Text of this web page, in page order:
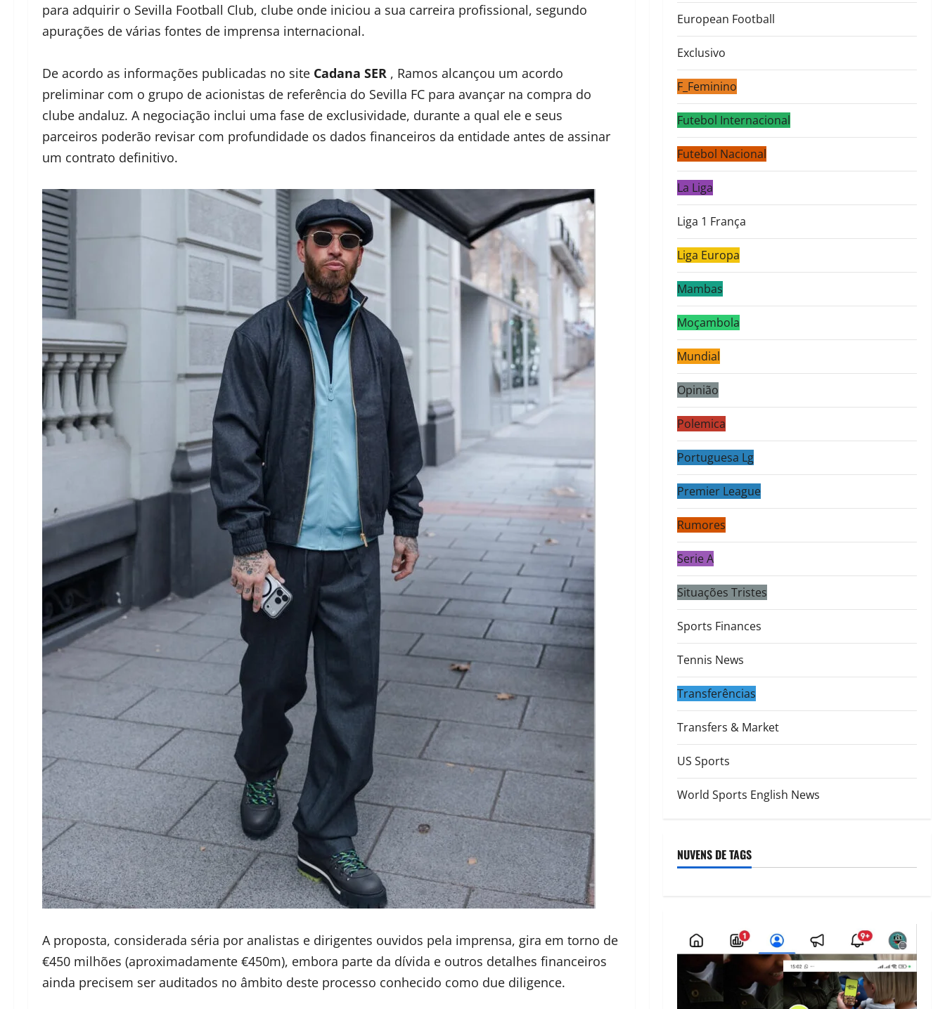
para adquirir o Sevilla Football Club, clube onde iniciou a sua carreira profissional, segundo
apurações de várias fontes de imprensa internacional.
De acordo as informações publicadas no site Cadana SER , Ramos alcançou um acordo
preliminar com o grupo de acionistas de referência do Sevilla FC para avançar na compra do
clube andaluz. A negociação inclui uma fase de exclusividade, durante a qual ele e seus
parceiros poderão revisar com profundidade os dados financeiros da entidade antes de assinar
um contrato definitivo.
A proposta, considerada séria por analistas e dirigentes ouvidos pela imprensa, gira em torno de
€450 milhões (aproximadamente €450m), embora parte da dívida e outros detalhes financeiros
ainda precisem ser auditados no âmbito deste processo conhecido como due diligence.
European Football
Exclusivo
F_Feminino
Futebol Internacional
Futebol Nacional
La Liga
Liga 1 França
Liga Europa
Mambas
Moçambola
Mundial
Opinião
Polemica
Portuguesa Lg
Premier League
Rumores
Serie A
Situações Tristes
Sports Finances
Tennis News
Transferências
Transfers & Market
US Sports
World Sports English News
NUVENS DE TAGS